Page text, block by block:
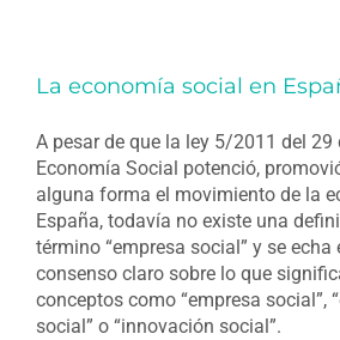
La economía social en
A pesar de que la ley 5/2011 del 29
Economía Social potenció,
alguna forma el movimiento de la
España, todavía no existe una
término “empresa social” y se echa
consenso claro sobre lo que
conceptos como “empresa social”,
social” o “innovación social”.